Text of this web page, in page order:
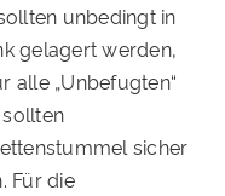
unbedingt in
gelagert werden,
alle „Unbefugten“
sicher
. Für die